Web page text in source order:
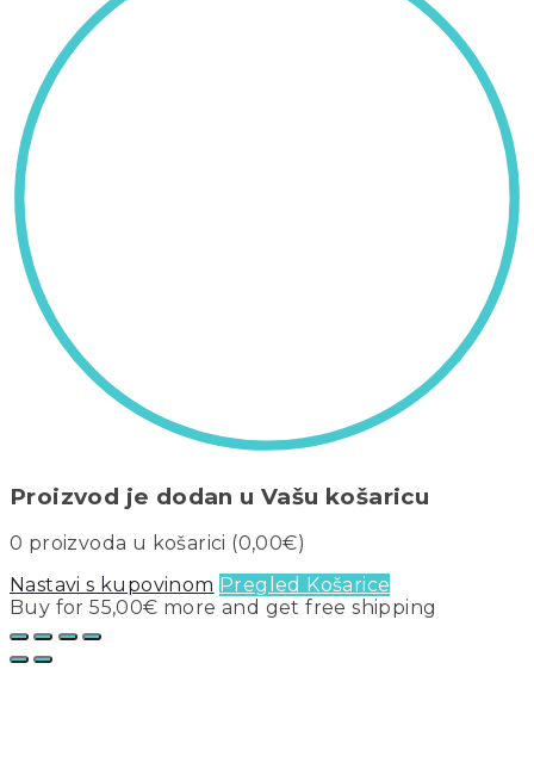
Proizvod je dodan u Vašu košaricu
0 proizvoda u košarici (0,00€)
Nastavi s kupovinom Pregled Košarice
Buy for55,00€ more and get free shipping